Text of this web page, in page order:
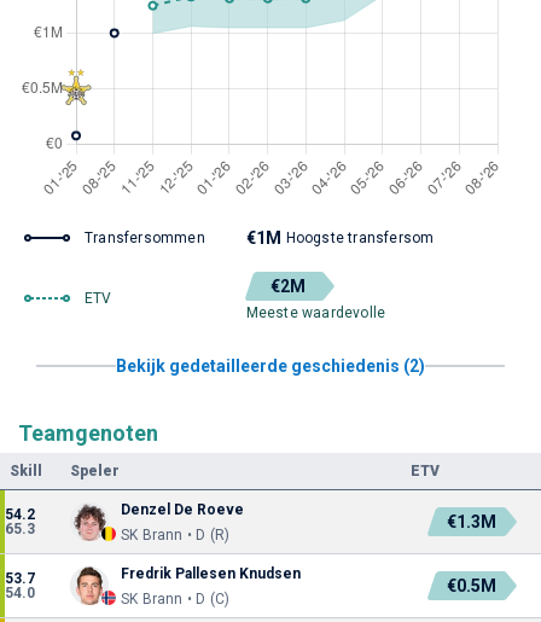
Transfersommen €1M Hoogste transfersom
ETV
€2M
Meeste waardevolle
Bekijk gedetailleerde geschiedenis (2)
Teamgenoten
Skill Speler ETV
54.2
65.3
Denzel De Roeve
SK Brann • D (R)
€1.3M
53.7
54.0
Fredrik Pallesen Knudsen
SK Brann • D (C)
€0.5M